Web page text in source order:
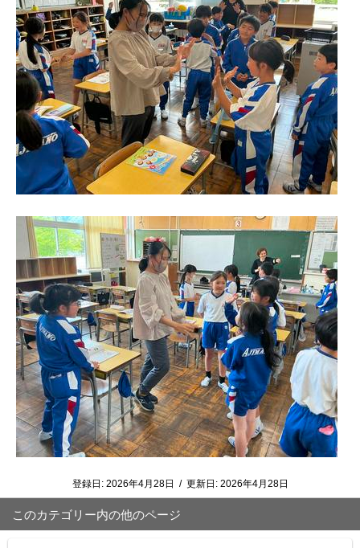
登録日: 2026年4月28日 / 更新日: 2026年4月28日
このカテゴリー内の他のページ